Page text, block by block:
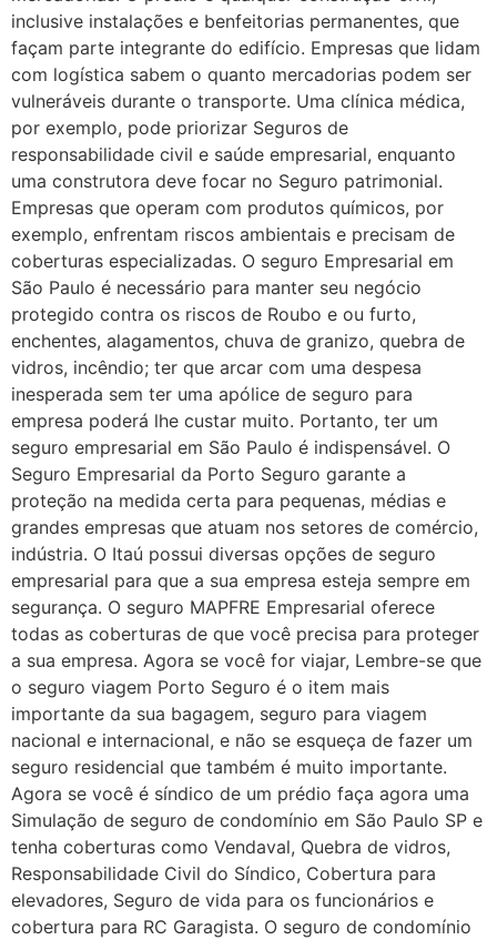
inclusive instalações e benfeitorias permanentes, que
façam parte integrante do edifício. Empresas que lidam
com logística sabem o quanto mercadorias podem ser
vulneráveis durante o transporte. Uma clínica médica,
por exemplo, pode priorizar Seguros de
responsabilidade civil e saúde empresarial, enquanto
uma construtora deve focar no Seguro patrimonial.
Empresas que operam com produtos químicos, por
exemplo, enfrentam riscos ambientais e precisam de
coberturas especializadas. O seguro Empresarial em
São Paulo é necessário para manter seu negócio
protegido contra os riscos de Roubo e ou furto,
enchentes, alagamentos, chuva de granizo, quebra de
vidros, incêndio; ter que arcar com uma despesa
inesperada sem ter uma apólice de seguro para
empresa poderá lhe custar muito. Portanto, ter um
seguro empresarial em São Paulo é indispensável. O
Seguro Empresarial da Porto Seguro garante a
proteção na medida certa para pequenas, médias e
grandes empresas que atuam nos setores de comércio,
indústria. O Itaú possui diversas opções de seguro
empresarial para que a sua empresa esteja sempre em
segurança. O seguro MAPFRE Empresarial oferece
todas as coberturas de que você precisa para proteger
a sua empresa. Agora se você for viajar, Lembre-se que
o seguro viagem Porto Seguro é o item mais
importante da sua bagagem, seguro para viagem
nacional e internacional, e não se esqueça de fazer um
seguro residencial que também é muito importante.
Agora se você é síndico de um prédio faça agora uma
Simulação de seguro de condomínio em São Paulo SP e
tenha coberturas como Vendaval, Quebra de vidros,
Responsabilidade Civil do Síndico, Cobertura para
elevadores, Seguro de vida para os funcionários e
cobertura para RC Garagista. O seguro de condomínio